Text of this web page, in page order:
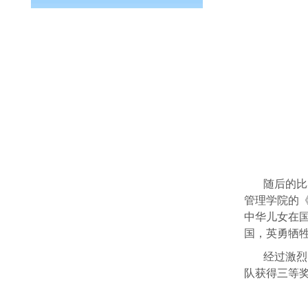
随后的
管理学院的
中华儿女在
国，英勇牺
经过激
队获得三等